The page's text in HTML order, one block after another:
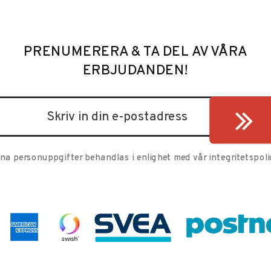
PRENUMERERA & TA DEL AV VÅRA
ERBJUDANDEN!
personuppgifter behandlas i enlighet med vår